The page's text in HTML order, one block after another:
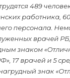
489
работника,
персонала.
врачей
знаком
17 врачей и 5
знак